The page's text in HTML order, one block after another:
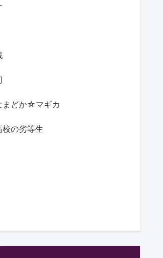
まどか☆マギカ
校の劣等生